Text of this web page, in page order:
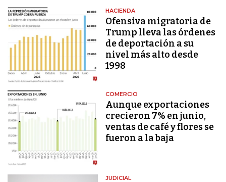
HACIENDA
Ofensiva migratoria de
Trump lleva las órdenes
de deportación a su
nivel más alto desde
1998
COMERCIO
Aunque exportaciones
crecieron 7% en junio,
ventas de café y flores se
fueron a la baja
JUDICIAL